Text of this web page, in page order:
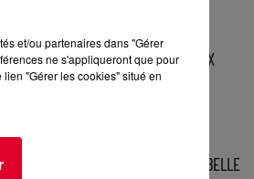
MIX : GLITTERBOX
MIX FRENCH BY BELLE
et/ou partenaires dans "Gérer
ne s'appliqueront que pour
"Gérer les cookies" situé en